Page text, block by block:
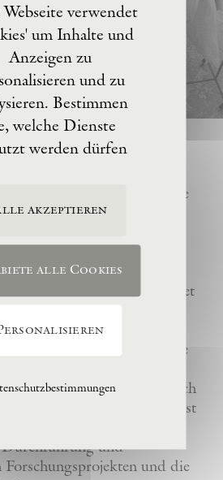
Anselm Kiefer gegründete
–Kunststiftung hat es
das künstlerische
Anselm Kiefer zu
La Ribaute für
zu erhalten. Sie widmet
und der Wertschätzung
insbesondere des
Kiefer, indem sie seine
Künstler bewahrt und
in La Ribaute zugänglich
fördert zeitgenössische Kunst
von internationalen
und
und die
verwendet
um Inhalte und
Anzeigen zu
und zu
Bestimmen
welche Dienste
werden dürfen
akzeptieren
alle Cookies